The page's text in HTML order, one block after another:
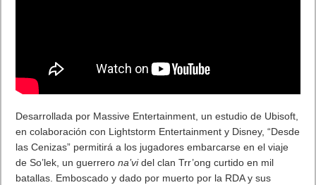
Desarrollada por Massive Entertainment, un estudio de Ubisoft,
en colaboración con Lightstorm Entertainment y Disney, “Desde
las Cenizas” permitirá a los jugadores embarcarse en el viaje
de So’lek, un guerrerona’videl clan Trr’ong curtido en mil
batallas. Emboscado y dado por muerto por la RDA y sus